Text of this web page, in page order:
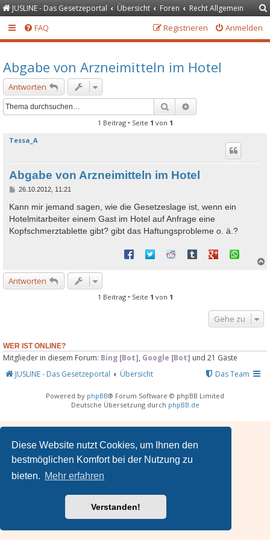
Diese Website nutzt Cookies, um Ihnen den
bestmöglichen Komfort bei der Nutzung zu
bieten. Mehr erfahren
Verstanden!
JUSLINE - Das Gesetzeportal Übersicht Foren Recht Allgemein
FAQ Anmelden
Registrieren
Abgabe von Arzneimitteln im Hotel
Antworten
Suche
1 Beitrag • Seite 1 von 1
Tessa_A
Abgabe von Arzneimitteln im Hotel
B
i
t
r
g
26.10.2012, 11:21
Kann mir jemand sagen, wie die Gesetzeslage ist, wenn ein
Hotelmitarbeiter einem Gast im Hotel auf Anfrage eine
Kopfschmerztablette gibt? gibt das Haftungsprobleme o. ä.?
Antworten
1 Beitrag • Seite 1 von 1
Gehe zu
WER IST ONLINE?
Mitglieder in diesem Forum: Bing [Bot], Google [Bot] und 21 Gäste
JUSLINE - Das Gesetzeportal
Übersicht Das Team
Powered by phpBB® Forum Software © phpBB Limited
Deutsche Übersetzung durch phpBB.de